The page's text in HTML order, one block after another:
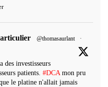
@thomasaurlant
·
des investisseurs
patients. #DCA mon pru
le platine n'allait jamais